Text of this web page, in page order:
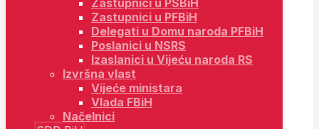
Zastupnici u PSBiH
Zastupnici u PFBiH
Delegati u Domu naroda PFBiH
Poslanici u NSRS
Izaslanici u Vijeću naroda RS
Izvršna vlast
Vijeće ministara
Vlada FBiH
Načelnici